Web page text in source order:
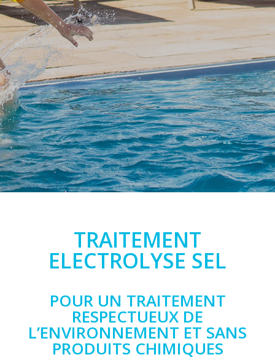
TRAITEMENT
ELECTROLYSE SEL
POUR UN TRAITEMENT
RESPECTUEUX DE
L’ENVIRONNEMENT ET SANS
PRODUITS CHIMIQUES